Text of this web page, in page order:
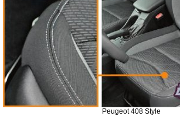
Peugeot 408 Style